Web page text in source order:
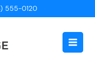
555-0120
Main